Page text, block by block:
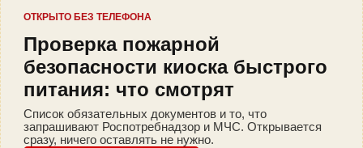
ОТКРЫТО БЕЗ ТЕЛЕФОНА
Проверка пожарной
безопасности киоска быстрого
питания: что смотрят
Список обязательных документов и то, что
запрашивают Роспотребнадзор и МЧС. Открывается
сразу, ничего оставлять не нужно.